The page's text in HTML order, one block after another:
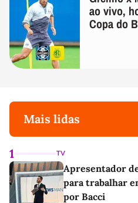
ao vivo,
Copa do
Mais lidas
1 TV
Apresentador
para trabalhar
por Bacci